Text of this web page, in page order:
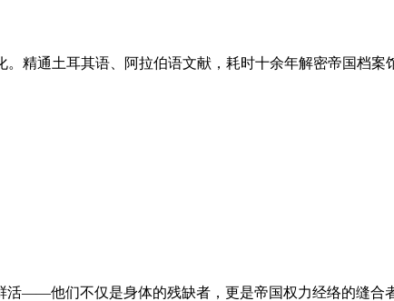
精通土耳其语、阿拉伯语文献，耗时十余年解密帝国档案
活——他们不仅是身体的残缺者，更是帝国权力经络的缝合